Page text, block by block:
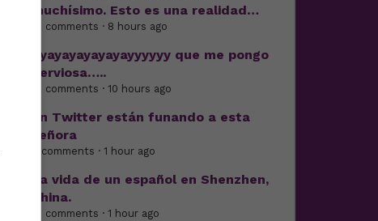
muchísimo. Esto es una realidad…
19 comments · 8 hours ago
Ayayayayayayayyyyyy que me pongo
nerviosa…..
51 comments · 10 hours ago
En Twitter están funando a esta
señora
7 comments · 1 hour ago
La vida de un español en Shenzhen,
China.
15 comments · 1 hour ago